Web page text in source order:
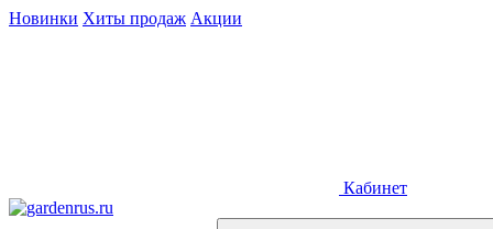
Новинки Хиты продаж Акции
Кабинет